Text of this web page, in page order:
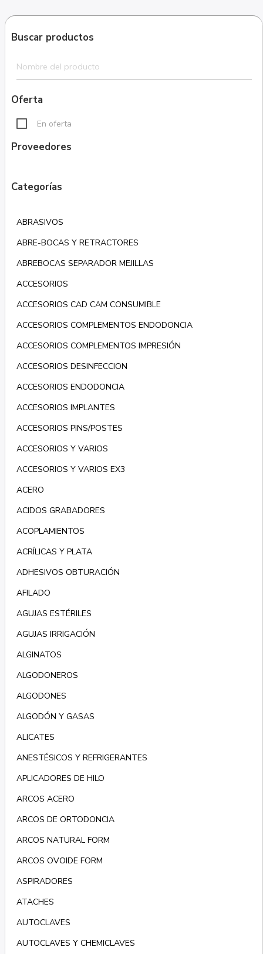
Buscar productos
Oferta
En oferta
Proveedores
Categorías
ABRASIVOS
ABRE-BOCAS Y RETRACTORES
ABREBOCAS SEPARADOR MEJILLAS
ACCESORIOS
ACCESORIOS CAD CAM CONSUMIBLE
ACCESORIOS COMPLEMENTOS ENDODONCIA
ACCESORIOS COMPLEMENTOS IMPRESIÓN
ACCESORIOS DESINFECCION
ACCESORIOS ENDODONCIA
ACCESORIOS IMPLANTES
ACCESORIOS PINS/POSTES
ACCESORIOS Y VARIOS
ACCESORIOS Y VARIOS EX3
ACERO
ACIDOS GRABADORES
ACOPLAMIENTOS
ACRÍLICAS Y PLATA
ADHESIVOS OBTURACIÓN
AFILADO
AGUJAS ESTÉRILES
AGUJAS IRRIGACIÓN
ALGINATOS
ALGODONEROS
ALGODONES
ALGODÓN Y GASAS
ALICATES
ANESTÉSICOS Y REFRIGERANTES
APLICADORES DE HILO
ARCOS ACERO
ARCOS DE ORTODONCIA
ARCOS NATURAL FORM
ARCOS OVOIDE FORM
ASPIRADORES
ATACHES
AUTOCLAVES
AUTOCLAVES Y CHEMICLAVES